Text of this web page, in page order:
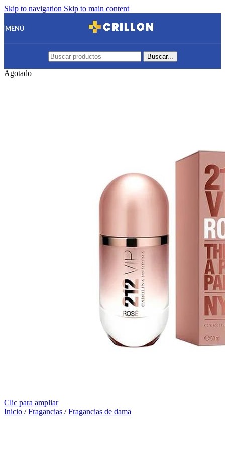
Skip to navigation Skip to main content
MENÚ
Buscar...
Agotado
Clic para ampliar
Inicio / Fragancias / Fragancias de dama